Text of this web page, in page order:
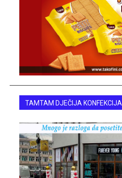
TAMTAM DJEČIJA KONFEKCIJA